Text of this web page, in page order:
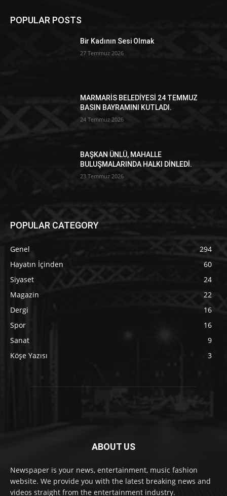
POPULAR POSTS
Bir Kadının Sesi Olmak
27 Temmuz 2026
MARMARİS BELEDİYESİ 24 TEMMUZ
BASIN BAYRAMINI KUTLADI.
24 Temmuz 2026
BAŞKAN ÜNLÜ, MAHALLE
BULUŞMALARINDA HALKI DİNLEDİ.
23 Temmuz 2026
POPULAR CATEGORY
Genel
294
Hayatın İçinden
60
Siyaset
24
Magazin
22
Dergi
16
Spor
16
Sanat
9
Köşe Yazısı
3
ABOUT US
Newspaper is your news, entertainment, music fashion
website. We provide you with the latest breaking news and
videos straight from the entertainment industry.